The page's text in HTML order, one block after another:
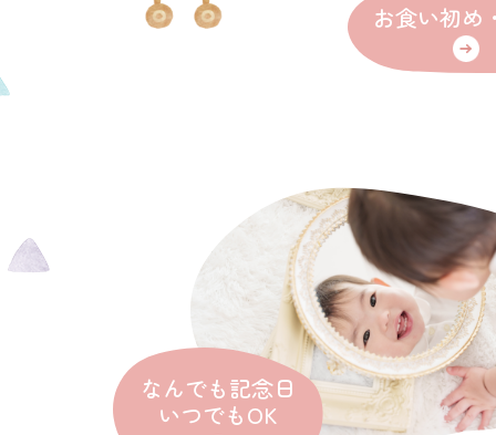
お食い初め
なんでも記念日
いつでもOK